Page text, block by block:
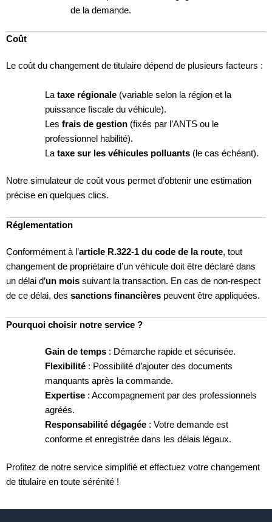
de la demande.
Coût
Le coût du changement de titulaire dépend de plusieurs facteurs :
La taxe régionale(variable selon la région et la
puissance fiscale du véhicule).
Les frais de gestion(fixés par l’ANTS ou le
professionnel habilité).
La taxe sur les véhicules polluants(le cas échéant).
Notre simulateur de coût vous permet d’obtenir une estimation
précise en quelques clics.
Réglementation
Conformément à l’article R.322-1 du code de la route, tout
changement de propriétaire d’un véhicule doit être déclaré dans
un délai d’un mois suivant la transaction. En cas de non-respect
de ce délai, des sanctions financières peuvent être appliquées.
Pourquoi choisir notre service ?
Gain de temps: Démarche rapide et sécurisée.
Flexibilité: Possibilité d’ajouter des documents
manquants après la commande.
Expertise: Accompagnement par des professionnels
agréés.
Responsabilité dégagée: Votre demande est
conforme et enregistrée dans les délais légaux.
Profitez de notre service simplifié et effectuez votre changement
de titulaire en toute sérénité !